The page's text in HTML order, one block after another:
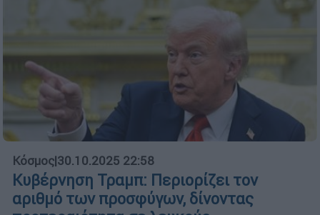
Κόσμος|30.10.2025 22:58
Κυβέρνηση Τραμπ: Περιορίζει τον
αριθμό των προσφύγων, δίνοντας